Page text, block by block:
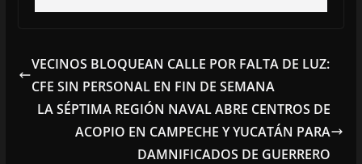
VECINOS BLOQUEAN CALLE POR FALTA DE LUZ:
CFE SIN PERSONAL EN FIN DE SEMANA
LA SÉPTIMA REGIÓN NAVAL ABRE CENTROS DE
ACOPIO EN CAMPECHE Y YUCATÁN PARA
DAMNIFICADOS DE GUERRERO